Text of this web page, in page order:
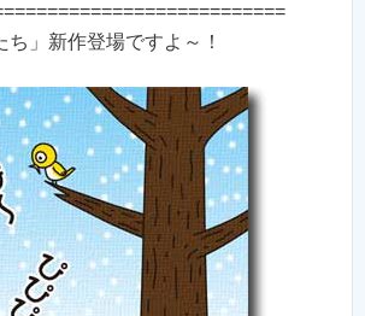
」新作登場ですよ～！